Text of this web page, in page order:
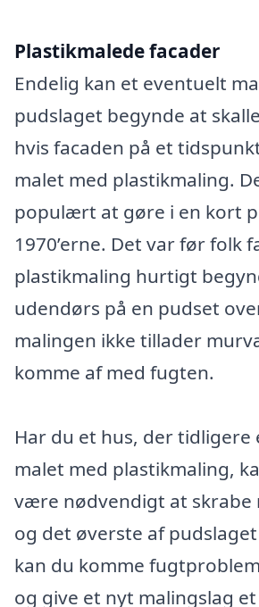
Plastikmalede facader
Endelig kan et eventuelt
pudslaget begynde at
hvis facaden på et
malet med plastikmaling.
populært at gøre i en kort
1970’erne. Det var før folk
plastikmaling hurtigt
udendørs på en pudset
malingen ikke tillader
komme af med fugten.
Har du et hus, der tidligere
malet med plastikmaling,
være nødvendigt at skrabe
og det øverste af
kan du komme
og give et nyt malingslag